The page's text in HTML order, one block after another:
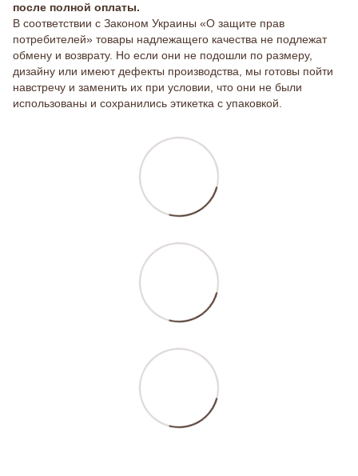
после полной оплаты.
В соответствии с Законом Украины «О защите прав
потребителей» товары надлежащего качества не подлежат
обмену и возврату. Но если они не подошли по размеру,
дизайну или имеют дефекты производства, мы готовы пойти
навстречу и заменить их при условии, что они не были
использованы и сохранились этикетка с упаковкой.